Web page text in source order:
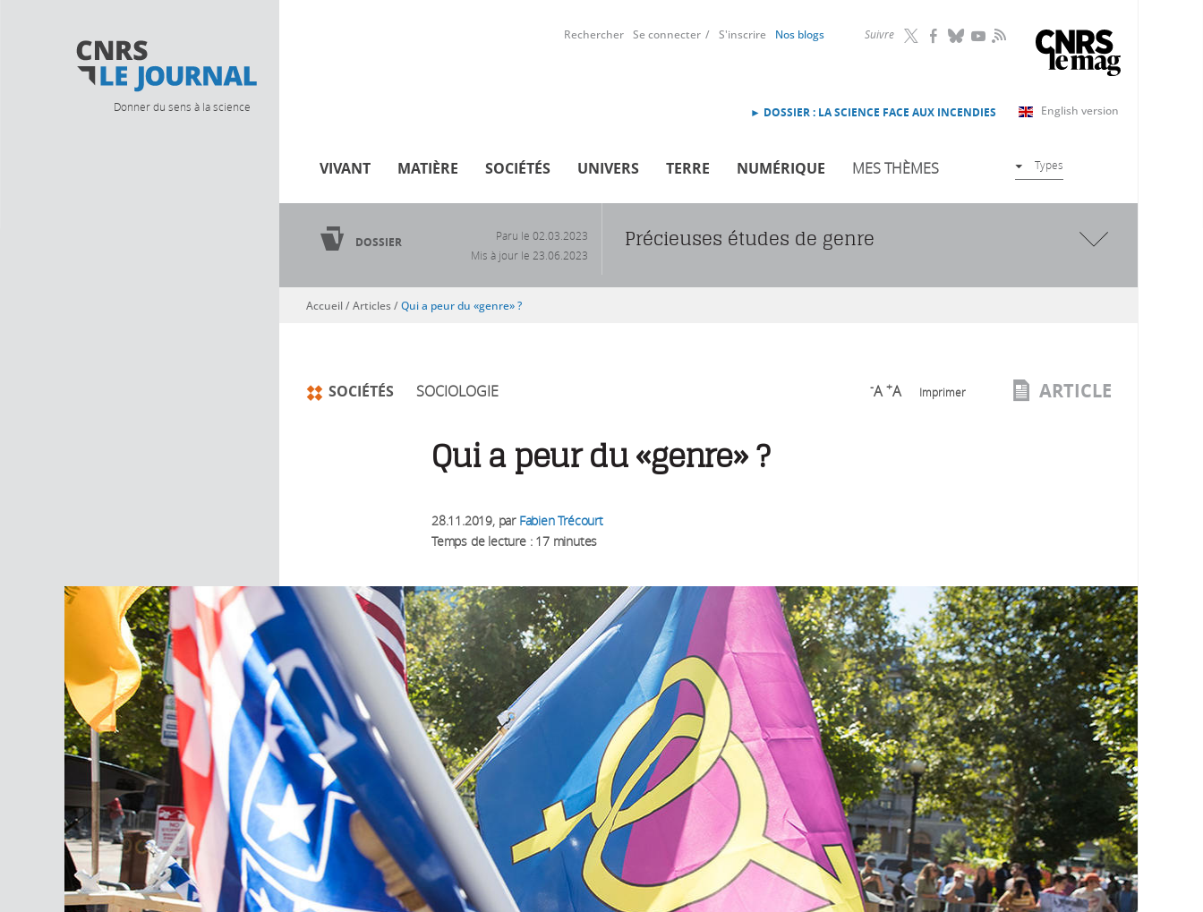
Donner du sens à la science
Suivre RSS
Rechercher Se connecter S'inscrire Nos blogs
English version
► DOSSIER : LA SCIENCE FACE AUX INCENDIES
VIVANT MATIÈRE SOCIÉTÉS UNIVERS TERRE NUMÉRIQUE MES THÈMES Types
DOSSIER Paru le 02.03.2023
Mis à jour le 23.06.2023
Précieuses études de genre
Vous êtes ici
Accueil/Articles/Qui a peur du «genre» ?
SOCIÉTÉS SOCIOLOGIE -A +A Imprimer ARTICLE
Qui a peur du «genre» ?
28.11.2019, par Fabien Trécourt
Temps de lecture : 17 minutes